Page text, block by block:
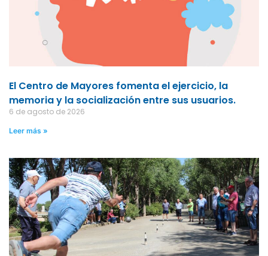
El Centro de Mayores fomenta el ejercicio, la
memoria y la socialización entre sus usuarios.
6 de agosto de 2026
Leer más »